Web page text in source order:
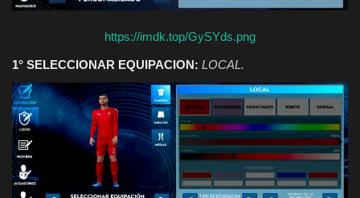
https://imdk.top/GySYds.png
1° SELECCIONAR EQUIPACION: LOCAL.